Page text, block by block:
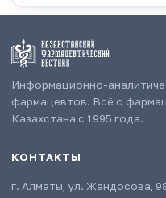
Информационно-
фармацевтов. Всё о
Казахстана с 1995 года.
КОНТАКТЫ
г. Алматы, ул. Жандосова,